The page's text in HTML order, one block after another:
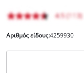
Αριθμός είδους:4259930